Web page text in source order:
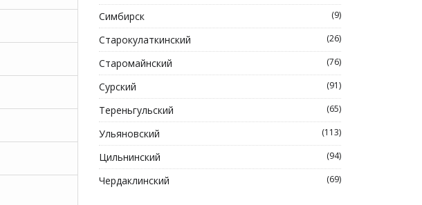
Симбирск (9)
Старокулаткинский (26)
Старомайнский (76)
Сурский (91)
Тереньгульский (65)
Ульяновский (113)
Цильнинский (94)
Чердаклинский (69)